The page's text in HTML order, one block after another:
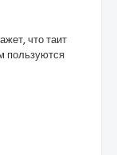
что таит
пользуются